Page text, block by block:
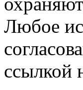
Любое
ссылкой